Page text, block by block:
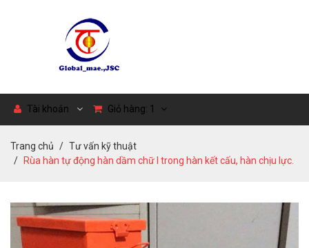
Tài khoản Giỏ hàng: 1
Trang chủ
Tư vấn kỹ thuật
Rùa hàn tự động hàn dầm chữ I trong hàn kết cấu, hàn chịu lực.